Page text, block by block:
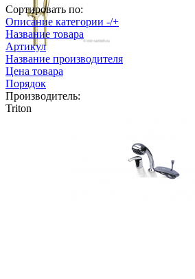
Сортировать по:
Описание категории -/+
Название товара
Артикул
Название производителя
Цена товара
Порядок
Производитель:
Triton